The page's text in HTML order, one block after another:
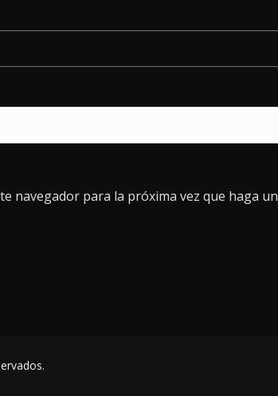
navegador para la próxima vez que haga un